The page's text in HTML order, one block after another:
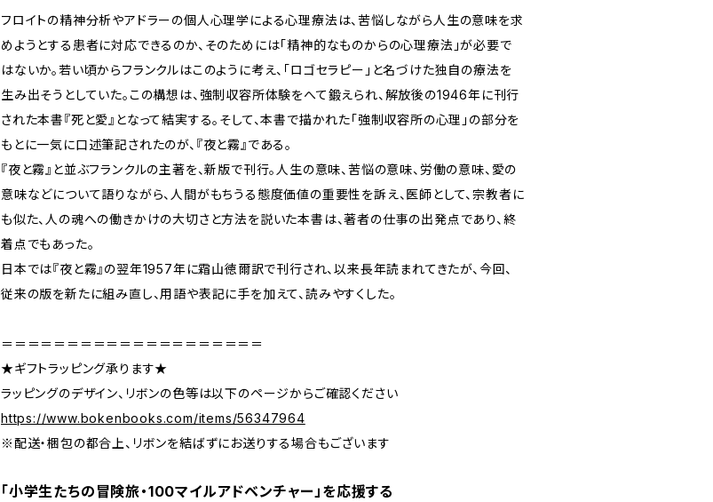
フロイトの精神分析やアドラーの個人心理学による心理療法は、苦悩しながら人生の意味を求
めようとする患者に対応できるのか、そのためには「精神的なものからの心理療法」が必要で
はないか。若い頃からフランクルはこのように考え、「ロゴセラピー」と名づけた独自の療法を
生み出そうとしていた。この構想は、強制収容所体験をへて鍛えられ、解放後の1946年に刊行
された本書『死と愛』となって結実する。そして、本書で描かれた「強制収容所の心理」の部分を
もとに一気に口述筆記されたのが、『夜と霧』である。
『夜と霧』と並ぶフランクルの主著を、新版で刊行。人生の意味、苦悩の意味、労働の意味、愛の
意味などについて語りながら、人間がもちうる態度価値の重要性を訴え、医師として、宗教者に
も似た、人の魂への働きかけの大切さと方法を説いた本書は、著者の仕事の出発点であり、終
着点でもあった。
日本では『夜と霧』の翌年1957年に霜山徳爾訳で刊行され、以来長年読まれてきたが、今回、
従来の版を新たに組み直し、用語や表記に手を加えて、読みやすくした。
＝＝＝＝＝＝＝＝＝＝＝＝＝＝＝＝＝＝＝＝
★ギフトラッピング承ります★
ラッピングのデザイン、リボンの色等は以下のページからご確認ください
https://www.bokenbooks.com/items/56347964
※配送・梱包の都合上、リボンを結ばずにお送りする場合もございます
「小学生たちの冒険旅・100マイルアドベンチャー」を応援する